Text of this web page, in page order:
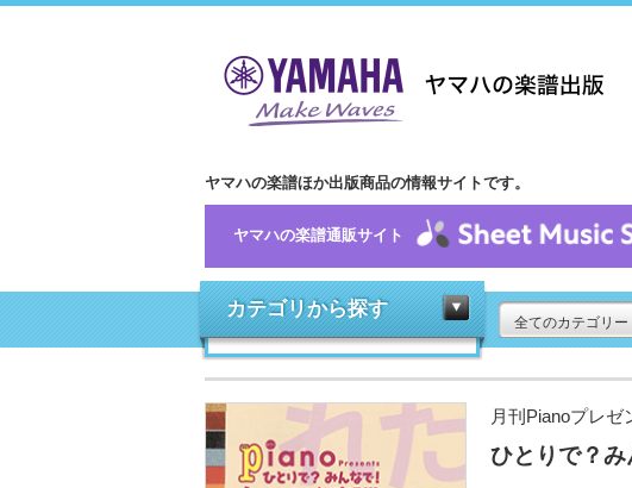
ヤマハの楽譜ほか出版商品の情報サイトです。
ヤマハの楽譜通販サイト
カテゴリから探す
全てのカテゴリー
月刊Pianoプレゼ
ひとりで？